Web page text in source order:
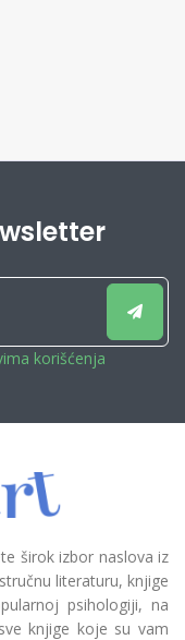
korišćenja
širok izbor naslova iz
literaturu, knjige
psihologiji, na
knjige koje su vam